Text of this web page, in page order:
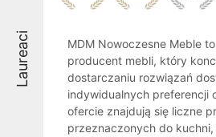
Laureaci
MDM Nowoczesne Meble
producent mebli, który
dostarczaniu rozwiązań
indywidualnych preferencji
ofercie znajdują się liczne
przeznaczonych do kuchni,